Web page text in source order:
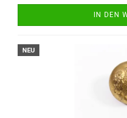
IN DEN
NEU